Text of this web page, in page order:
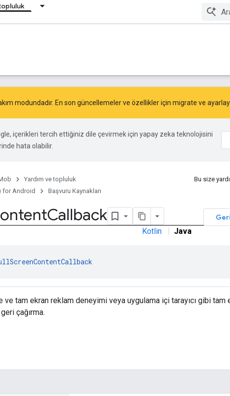
modundadır. En son güncellemeler ve özellikler için migrate ve
içerikleri tercih ettiğiniz dile çevirmek için yapay zeka teknolojisini
hata olabilir.
Yardım ve topluluk
for Android
Başvuru Kaynakları
Bu size
Callback
Kotlin | Java
tam ekran reklam deneyimi veya uygulama içi tarayıcı gibi tam
çağırma.